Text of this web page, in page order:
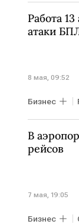
Работа
атаки
8 мая, 09:52
Бизнес
В
рейсов
7 мая, 19:05
Бизнес